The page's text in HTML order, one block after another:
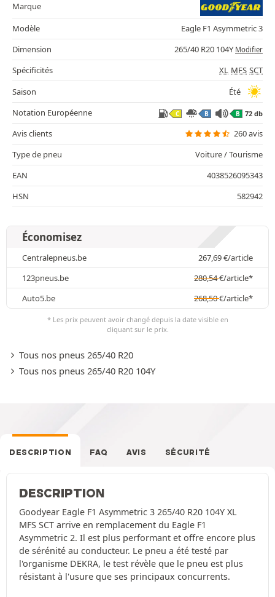
Marque
Modèle
Eagle F1 Asymmetric 3
Dimension
265/40 R20 104Y Modifier
Spécificités XL MFS SCT
Saison
Été
Notation Européenne
C B B 72 db
Avis clients
260 avis
Type de pneu
Voiture / Tourisme
EAN
4038526095343
HSN
582942
Économisez
Centralepneus.be 267,69€/article
123pneus.be
280,54€/article*
Auto5.be
268,50€/article*
* Les prix peuvent avoir changé depuis la date visible en
cliquant sur le prix.
Tous nos pneus 265/40 R20
Tous nos pneus 265/40 R20 104Y
DESCRIPTION FAQ AVIS SÉCURITÉ
DESCRIPTION
Goodyear Eagle F1 Asymmetric 3 265/40 R20 104Y XL
MFS SCT arrive en remplacement du Eagle F1
Asymmetric 2. Il est plus performant et offre encore plus
de sérénité au conducteur. Le pneu a été testé par
l'organisme DEKRA, le test révèle que le pneu est plus
résistant à l'usure que ses principaux concurrents.